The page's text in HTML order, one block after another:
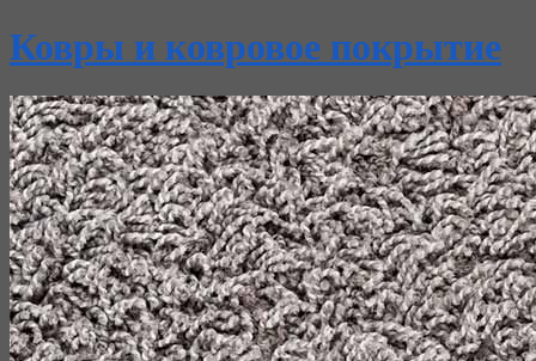
Ковры и ковровое покрытие